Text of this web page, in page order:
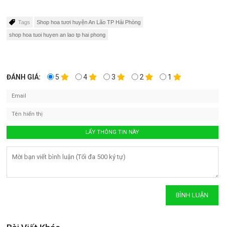
Tags Shop hoa tươi huyện An Lão TP Hải Phòng
shop hoa tuoi huyen an lao tp hai phong
ĐÁNH GIÁ: 5 4 3 2 1